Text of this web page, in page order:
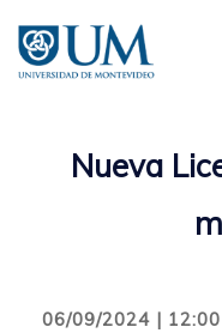
contenido
principal
Nueva
06/09/2024 | 12:00